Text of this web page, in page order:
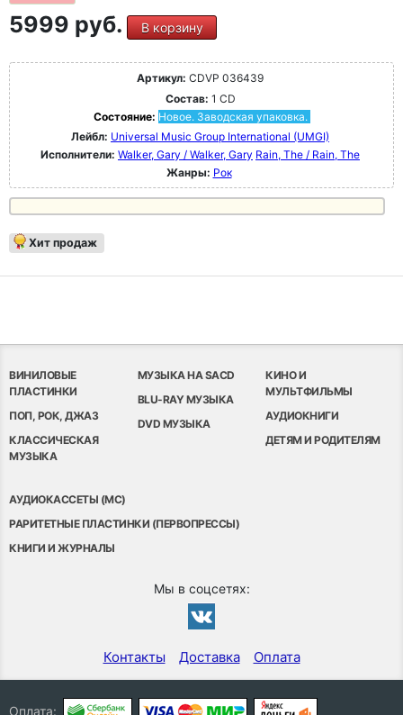
5999 руб. В корзину
Артикул: CDVP 036439
Состав: 1 CD
Состояние: Новое. Заводская упаковка.
Лейбл: Universal Music Group International (UMGI)
Исполнители: Walker, Gary / Walker, Gary Rain, The / Rain, The
Жанры: Рок
Хит продаж
ВИНИЛОВЫЕ
ПЛАСТИНКИ
ПОП, РОК, ДЖАЗ
КЛАССИЧЕСКАЯ
МУЗЫКА
МУЗЫКА НА SACD
BLU-RAY МУЗЫКА
DVD МУЗЫКА
КИНО И
МУЛЬТФИЛЬМЫ
АУДИОКНИГИ
ДЕТЯМ И РОДИТЕЛЯМ
АУДИОКАССЕТЫ (MC)
РАРИТЕТНЫЕ ПЛАСТИНКИ (ПЕРВОПРЕССЫ)
КНИГИ И ЖУРНАЛЫ
Мы в соцсетях:
Контакты Доставка Оплата
Оплата: